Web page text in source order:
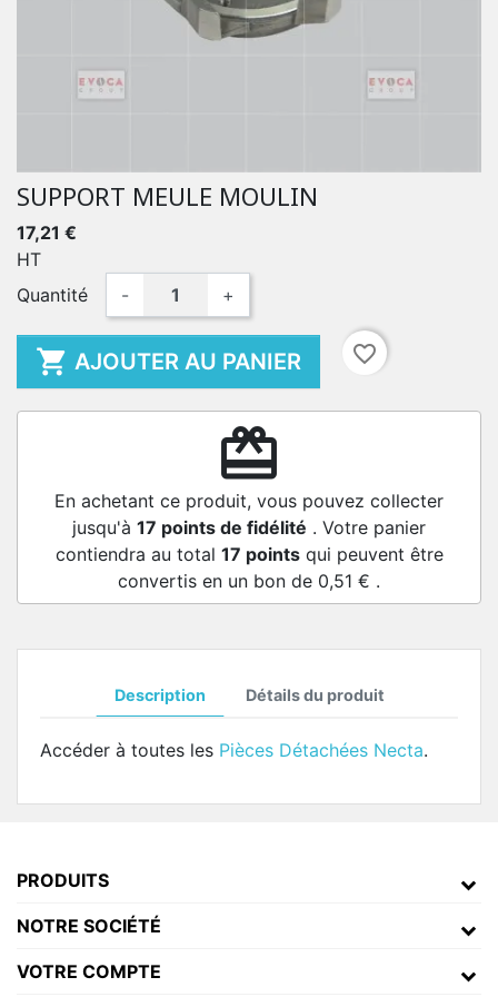
SUPPORT MEULE MOULIN
17,21 €
HT
Quantité
- +
 AJOUTER AU PANIER favorite_border
redeem
En achetant ce produit, vous pouvez collecter
jusqu'à 17 points de fidélité . Votre panier
contiendra au total 17 pointsqui peuvent être
convertis en un bon de 0,51 € .
Description Détails du produit
Accéder à toutes les Pièces Détachées Necta.
PRODUITS
NOTRE SOCIÉTÉ
VOTRE COMPTE